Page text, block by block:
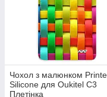
Чохол з малюнком
Silicone для Oukitel C3
Плетінка